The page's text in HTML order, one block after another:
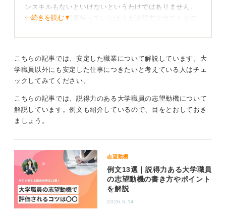
ンスキルもないといけないというわけではありません。
しかし、ある程度持っていたほうが説得力は出てくるの
せん。学校法人のルールを論理的に読み解く能力は役立
ちます。
採用対策で最も重要なのは、「なぜこの大学で働きたい
で、それぞれの大学の特色を研究しながら、具体的に何
をやってみたいのかという点を考えてください。
自身ならではの具体的な志望動機を組み立てることが不
可欠でしょう。
⋯続きを読む▼
こちらの記事では、安定した職業について解説しています。大
学職員以外にも安定した仕事につきたいと考えている人はチェ
ックしてみてください。
こちらの記事では、説得力のある大学職員の志望動機について
解説しています。例文も紹介しているので、目をとおしておき
ましょう。
志望動機
例文13選｜説得力ある大学職員
の志望動機の書き方やポイント
を解説
2026.5.14